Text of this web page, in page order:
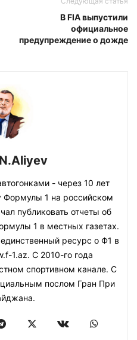
В FIA выпустили
официальное
предупреждение о дожде
- через 10 лет
Формулы 1 на российском
публиковать отчеты об
1 в местных газетах.
ресурс о Ф1 в
1.az. С 2010-го года
спортивном канале. С
послом Гран При